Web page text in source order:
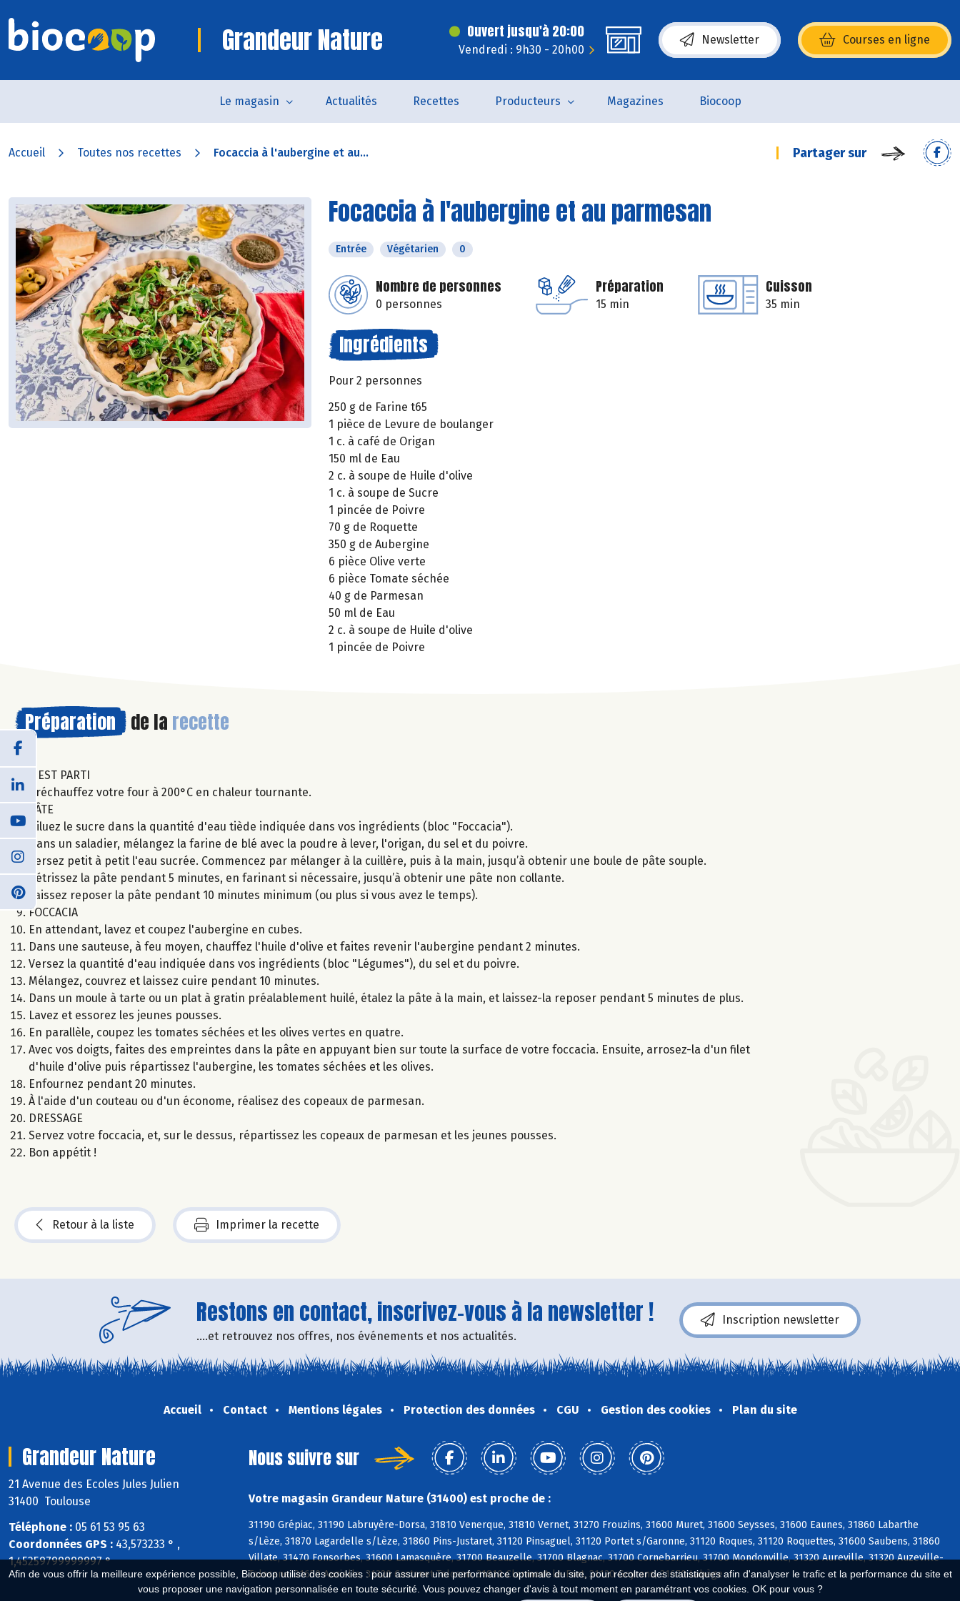
Afin de vous offrir la meilleure expérience possible, Biocoop utilise des cookies : pour assurer une performance optimale du site, pour récolter des statistiques afin d'analyser le trafic et la performance du site et
vous proposer une navigation personnalisée en toute sécurité. Vous pouvez changer d'avis à tout moment en paramétrant vos cookies. OK pour vous ?
Grandeur Nature Ouvert jusqu'à 20:00
Vendredi : 9h30 - 20h00
Newsletter Courses en ligne
(s’ouvre dans une nouvelle fenêtre)
Le magasin Actualités Recettes Producteurs Magazines Biocoop
Accueil Toutes nos recettes Focaccia à l'aubergine et au... Partager sur
Focaccia à l'aubergine et au parmesan
Entrée Végétarien 0
Nombre de personnes
0 personnes
Préparation
15 min
Cuisson
35 min
Ingrédients
Pour 2 personnes
250 g de Farine t65
1 pièce de Levure de boulanger
1 c. à café de Origan
150 ml de Eau
2 c. à soupe de Huile d'olive
1 c. à soupe de Sucre
1 pincée de Poivre
70 g de Roquette
350 g de Aubergine
6 pièce Olive verte
6 pièce Tomate séchée
40 g de Parmesan
50 ml de Eau
2 c. à soupe de Huile d'olive
1 pincée de Poivre
Préparation de la recette
C'EST PARTI
Préchauffez votre four à 200°C en chaleur tournante.
PÂTE
Diluez le sucre dans la quantité d'eau tiède indiquée dans vos ingrédients (bloc "Foccacia").
Dans un saladier, mélangez la farine de blé avec la poudre à lever, l'origan, du sel et du poivre.
Versez petit à petit l'eau sucrée. Commencez par mélanger à la cuillère, puis à la main, jusqu’à obtenir une boule de pâte souple.
Pétrissez la pâte pendant 5 minutes, en farinant si nécessaire, jusqu’à obtenir une pâte non collante.
Laissez reposer la pâte pendant 10 minutes minimum (ou plus si vous avez le temps).
FOCCACIA
En attendant, lavez et coupez l'aubergine en cubes.
Dans une sauteuse, à feu moyen, chauffez l'huile d'olive et faites revenir l'aubergine pendant 2 minutes.
Versez la quantité d'eau indiquée dans vos ingrédients (bloc "Légumes"), du sel et du poivre.
Mélangez, couvrez et laissez cuire pendant 10 minutes.
Dans un moule à tarte ou un plat à gratin préalablement huilé, étalez la pâte à la main, et laissez-la reposer pendant 5 minutes de plus.
Lavez et essorez les jeunes pousses.
En parallèle, coupez les tomates séchées et les olives vertes en quatre.
Avec vos doigts, faites des empreintes dans la pâte en appuyant bien sur toute la surface de votre foccacia. Ensuite, arrosez-la d'un filet
d'huile d'olive puis répartissez l'aubergine, les tomates séchées et les olives.
Enfournez pendant 20 minutes.
À l'aide d'un couteau ou d'un économe, réalisez des copeaux de parmesan.
DRESSAGE
Servez votre foccacia, et, sur le dessus, répartissez les copeaux de parmesan et les jeunes pousses.
Bon appétit !
Retour à la liste Imprimer la recette
Restons en contact, inscrivez-vous à la newsletter !
....et retrouvez nos offres, nos événements et nos actualités.
Inscription newsletter
Accueil Contact Mentions légales Protection des données CGU Gestion des cookies Plan du site
Grandeur Nature
21 Avenue des Ecoles Jules Julien
31400 Toulouse
Téléphone : 05 61 53 95 63
Coordonnées GPS : 43,573233 ° ,
1,45259799999997 °
Nous suivre sur
Votre magasin Grandeur Nature (31400) est proche de :
31190 Grépiac, 31190 Labruyère-Dorsa, 31810 Venerque, 31810 Vernet, 31270 Frouzins, 31600 Muret, 31600 Seysses, 31600 Eaunes, 31860 Labarthe
s/Lèze, 31870 Lagardelle s/Lèze, 31860 Pins-Justaret, 31120 Pinsaguel, 31120 Portet s/Garonne, 31120 Roques, 31120 Roquettes, 31600 Saubens, 31860
Villate, 31470 Fonsorbes, 31600 Lamasquère, 31700 Beauzelle, 31700 Blagnac, 31700 Cornebarrieu, 31700 Mondonville, 31320 Aureville, 31320 Auzeville-
Tolosane, 31650 Auzielle, 31320 Castanet-Tolosan, 31810 Clermont-le-Fort, 31120 Goyrans, 31670 Labège